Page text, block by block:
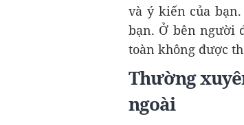
và ý kiến của
bạn. Ở bên người
toàn không được
Thường
ngoài